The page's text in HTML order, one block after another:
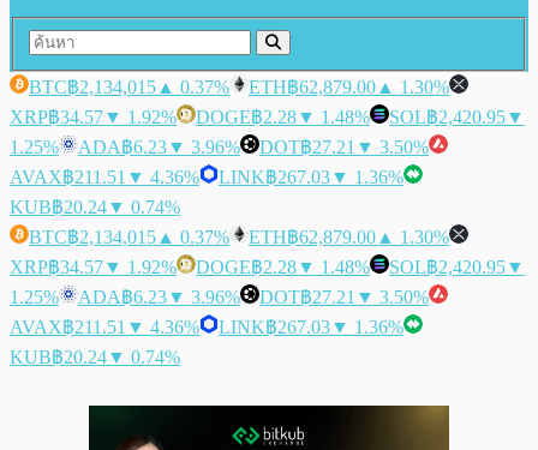
BTC฿2,134,015 ▲ 0.37% ETH฿62,879.00 ▲ 1.30%
XRP฿34.57▼ 1.92% DOGE฿2.28▼ 1.48% SOL฿2,420.95▼
1.25%
ADA฿6.23▼ 3.96% DOT฿27.21 ▼ 3.50%
AVAX฿211.51 ▼ 4.36% LINK฿267.03▼ 1.36%
KUB฿20.24▼ 0.74%
BTC฿2,134,015 ▲ 0.37% ETH฿62,879.00 ▲ 1.30%
XRP฿34.57▼ 1.92% DOGE฿2.28▼ 1.48% SOL฿2,420.95▼
1.25%
ADA฿6.23▼ 3.96% DOT฿27.21 ▼ 3.50%
AVAX฿211.51 ▼ 4.36% LINK฿267.03▼ 1.36%
KUB฿20.24▼ 0.74%